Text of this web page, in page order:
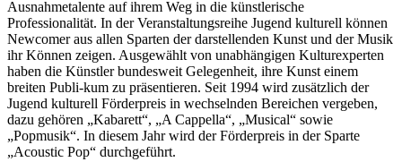
Ausnahmetalente auf ihrem Weg in die künstlerische
Professionalität. In der Veranstaltungsreihe Jugend kulturell können
Newcomer aus allen Sparten der darstellenden Kunst und der Musik
ihr Können zeigen. Ausgewählt von unabhängigen Kulturexperten
haben die Künstler bundesweit Gelegenheit, ihre Kunst einem
breiten Publi-kum zu präsentieren. Seit 1994 wird zusätzlich der
Jugend kulturell Förderpreis in wechselnden Bereichen vergeben,
dazu gehören „Kabarett“, „A Cappella“, „Musical“ sowie
„Popmusik“. In diesem Jahr wird der Förderpreis in der Sparte
„Acoustic Pop“ durchgeführt.